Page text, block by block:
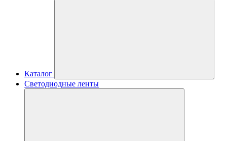
Каталог
Светодиодные ленты